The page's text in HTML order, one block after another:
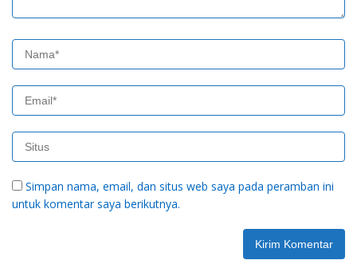
Simpan nama, email, dan situs web saya pada peramban ini
untuk komentar saya berikutnya.